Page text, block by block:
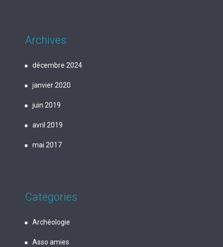
Archives
décembre 2024
janvier 2020
juin 2019
avril 2019
mai 2017
Catégories
Archéologie
Asso amies